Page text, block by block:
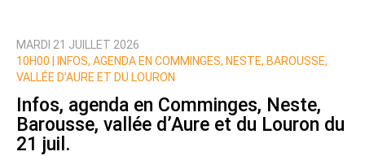
MARDI 21 JUILLET 2026
10H00 |
INFOS, AGENDA EN COMMINGES, NESTE, BAROUSSE,
VALLÉE D’AURE ET DU LOURON
Infos, agenda en Comminges, Neste,
Barousse, vallée d’Aure et du Louron du
21 juil.